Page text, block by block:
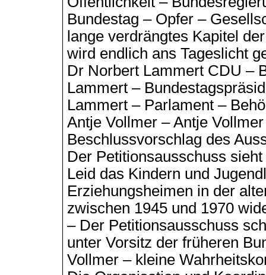
Bundestag – Opfer –
lange verdrängtes Kapitel
wird endlich ans Tageslicht
Dr Norbert Lammert CDU –
Lammert –
Lammert – Parlament –
Antje Vollmer – Antje
Beschlussvorschlag des
Der Petitionsausschuss
Leid das Kindern und
Erziehungsheimen in der
zwischen 1945 und 1970
– Der Petitionsausschuss
unter Vorsitz der früheren
Vollmer – kleine